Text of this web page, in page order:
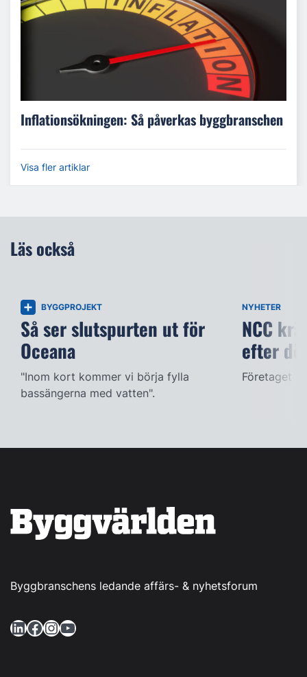
Inflationsökningen: Så påverkas byggbranschen
Visa fler artiklar
Läs också
BYGGPROJEKT
Så ser slutspurten ut för
Oceana
"Inom kort kommer vi börja fylla
bassängerna med vatten".
NYHETER
NCC
efter
Företaget
Byggbranschens ledande affärs- & nyhetsforum
LinkedIn Facebook InstagramYouTube